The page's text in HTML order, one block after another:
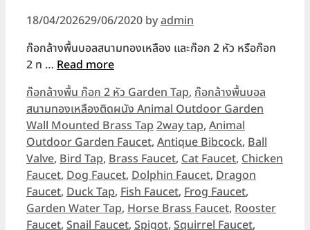
18/04/202629/06/2020 byadmin
ก๊อกล้างพื้นบอลสนามทองเหลือง และก๊อก 2 หัว หรือก๊อก
2 ท … Read more
Categories
ก๊อกล้างพื้น ก๊อก 2 หัว Garden Tap, ก๊อกล้างพื้นบอล
สนามทองเหลืองติดผนัง Animal Outdoor Garden
Wall Mounted Brass TapTags
2way tap, Animal
Outdoor Garden Faucet, Antique Bibcock, Ball
Valve, Bird Tap, Brass Faucet, Cat Faucet, Chicken
Faucet, Dog Faucet, Dolphin Faucet, Dragon
Faucet, Duck Tap, Fish Faucet, Frog Faucet,
Garden Water Tap, Horse Brass Faucet, Rooster
Faucet, Snail Faucet, Spigot, Squirrel Faucet,